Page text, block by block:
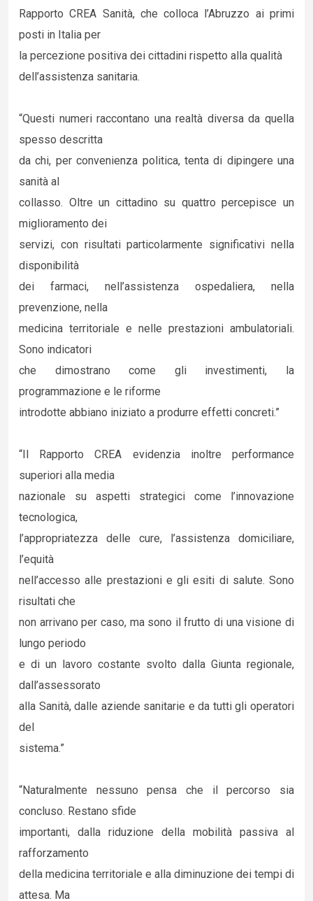
Rapporto CREA Sanità, che colloca l’Abruzzo ai primi
posti in Italia per
la percezione positiva dei cittadini rispetto alla qualità
dell’assistenza sanitaria.
“Questi numeri raccontano una realtà diversa da quella
spesso descritta
da chi, per convenienza politica, tenta di dipingere una
sanità al
collasso. Oltre un cittadino su quattro percepisce un
miglioramento dei
servizi, con risultati particolarmente significativi nella
disponibilità
dei farmaci, nell’assistenza ospedaliera, nella
prevenzione, nella
medicina territoriale e nelle prestazioni ambulatoriali.
Sono indicatori
che dimostrano come gli investimenti, la
programmazione e le riforme
introdotte abbiano iniziato a produrre effetti concreti.”
“Il Rapporto CREA evidenzia inoltre performance
superiori alla media
nazionale su aspetti strategici come l’innovazione
tecnologica,
l’appropriatezza delle cure, l’assistenza domiciliare,
l’equità
nell’accesso alle prestazioni e gli esiti di salute. Sono
risultati che
non arrivano per caso, ma sono il frutto di una visione di
lungo periodo
e di un lavoro costante svolto dalla Giunta regionale,
dall’assessorato
alla Sanità, dalle aziende sanitarie e da tutti gli operatori
del
sistema.”
“Naturalmente nessuno pensa che il percorso sia
concluso. Restano sfide
importanti, dalla riduzione della mobilità passiva al
rafforzamento
della medicina territoriale e alla diminuzione dei tempi di
attesa. Ma